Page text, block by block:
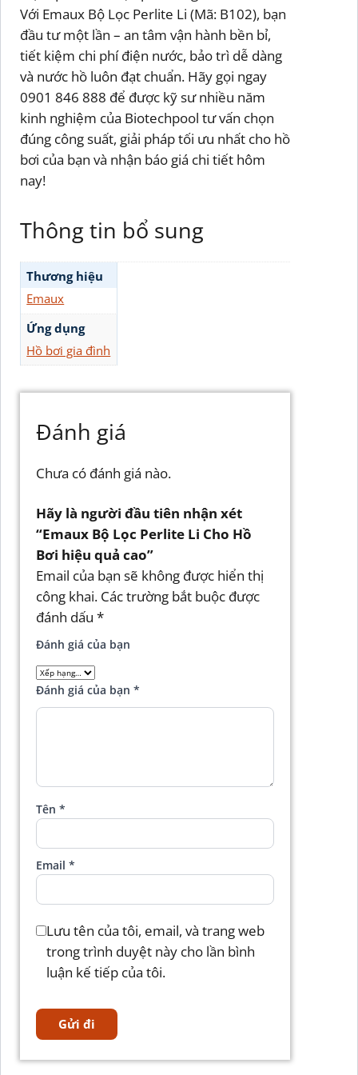
Với Emaux Bộ Lọc Perlite Li (Mã: B102), bạn
đầu tư một lần – an tâm vận hành bền bỉ,
tiết kiệm chi phí điện nước, bảo trì dễ dàng
và nước hồ luôn đạt chuẩn. Hãy gọi ngay
0901 846 888 để được kỹ sư nhiều năm
kinh nghiệm của Biotechpool tư vấn chọn
đúng công suất, giải pháp tối ưu nhất cho hồ
bơi của bạn và nhận báo giá chi tiết hôm
nay!
Thông tin bổ sung
Thương hiệu
Emaux
Ứng dụng
Hồ bơi gia đình
Đánh giá
Chưa có đánh giá nào.
Hãy là người đầu tiên nhận xét
“Emaux Bộ Lọc Perlite Li Cho Hồ
Bơi hiệu quả cao”
Email của bạn sẽ không được hiển thị
công khai. Các trường bắt buộc được
đánh dấu *
Đánh giá của bạn
Đánh giá của bạn *
Tên *
Email *
Lưu tên của tôi, email, và trang web
trong trình duyệt này cho lần bình
luận kế tiếp của tôi.